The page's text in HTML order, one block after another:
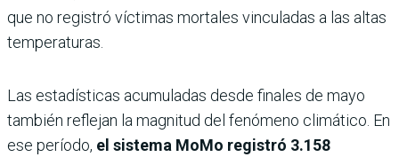
que no registró víctimas mortales vinculadas a las altas
temperaturas.
Las estadísticas acumuladas desde finales de mayo
también reflejan la magnitud del fenómeno climático. En
ese período, el sistema MoMo registró 3.158